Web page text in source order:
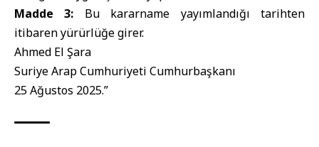
Madde 3: Bu kararname yayımlandığı tarihten
itibaren yürürlüğe girer.
Ahmed El Şara
Suriye Arap Cumhuriyeti Cumhurbaşkanı
25 Ağustos 2025.”